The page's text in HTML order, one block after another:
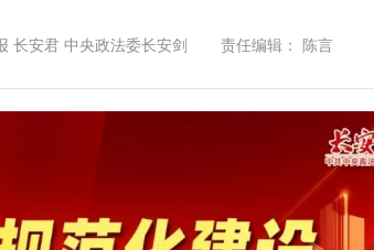
长安君 中央政法委长安剑 责任编辑： 陈言